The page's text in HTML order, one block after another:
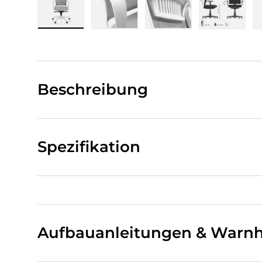
Beschreibung
Spezifikation
Aufbauanleitungen &